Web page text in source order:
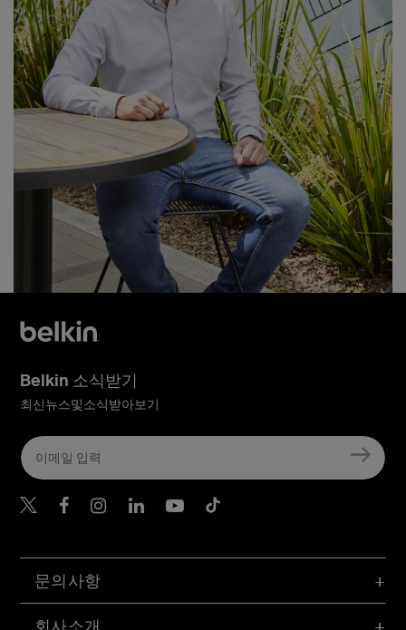
문의사항
Belkin 소식받기
최신뉴스및소식받아보기
Belkin Twitter